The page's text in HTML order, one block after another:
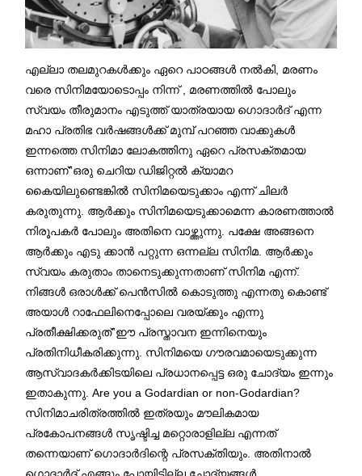
എല്ലാ തലമുറകൾക്കും ഏറെ പാഠങ്ങൾ നൽകി, മരണം
വരെ സിനിമയോടൊപ്പം നിന്ന് , മരണത്തിൽ പോലും
സ്വയം തീരുമാനം എടുത്ത് യാത്രയായ ഗൊദാർദ് എന്ന
മഹാ പ്രതിഭ വർഷങ്ങൾക്ക് മുമ്പ് പറഞ്ഞ വാക്കുകൾ
ഇന്നത്തെ സിനിമാ ലോകത്തിനു ഏറെ പ്രസക്തമായ
ഒന്നാണ്”ഒരു ചെറിയ ഡിജിറ്റൽ ക്യാമറ
കൈയിലുണ്ടെങ്കിൽ സിനിമയെടുക്കാം എന്ന് ചിലർ
കരുതുന്നു. ആർക്കും സിനിമയെടുക്കാമെന്ന കാരണത്താൽ
നിരൂപകർ പോലും അതിനെ വാഴ്ത്തുന്നു. പക്ഷേ അങ്ങനെ
ആർക്കും എടു ക്കാൻ പറ്റുന്ന ഒന്നല്ല സിനിമ. ആർക്കും
സ്വയം കരുതാം താനെടുക്കുന്നതാണ് സിനിമ എന്ന്.
നിങ്ങൾ ഒരാൾക്ക് പെൻസിൽ കൊടുത്തു എന്നതു കൊണ്ട്
അയാൾ റാഫേലിനെപ്പോലെ വരയ്ക്കും എന്നു
പ്രതീക്ഷിക്കരുത്”ഈ പ്രസ്താവന ഇന്നിനെയും
പ്രതിനിധീകരിക്കുന്നു. സിനിമയെ ഗൗരവമായെടുക്കുന്ന
ആസ്വാദകർക്കിടയിലെ പ്രധാനപ്പെട്ട ഒരു ചോദ്യം ഇന്നും
ഇതാകുന്നു. Are you a Godardian or non-Godardian?
സിനിമാചരിത്രത്തിൽ ഇത്രയും മൗലികമായ
പ്രകോപനങ്ങൾ സൃഷ്ടിച്ച മറ്റൊരാളില്ല എന്നത്
തന്നെയാണ് ഗൊദാർദിന്റെ പ്രസക്തിയും. അതിനാൽ
ഗൊദാർദ് എങ്ങും പോയിട്ടില്ല ചോദ്യങ്ങൾ